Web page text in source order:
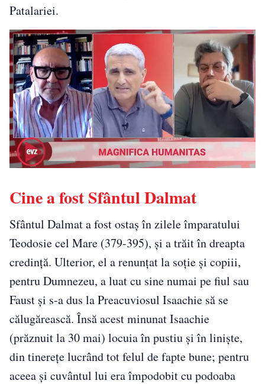
Patalariei.
Cine a fost Sfântul Dalmat
Sfântul Dalmat a fost ostaș în zilele împaratului
Teodosie cel Mare (379-395), și a trăit în dreapta
credință. Ulterior, el a renunțat la soție și copiii,
pentru Dumnezeu, a luat cu sine numai pe fiul sau
Faust și s-a dus la Preacuviosul Isaachie să se
călugărească. Însă acest minunat Isaachie
(prăznuit la 30 mai) locuia în pustiu și în liniște,
din tinerețe lucrând tot felul de fapte bune; pentru
aceea și cuvântul lui era împodobit cu podoaba